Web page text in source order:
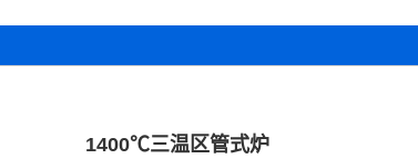
1400℃三温区管式炉